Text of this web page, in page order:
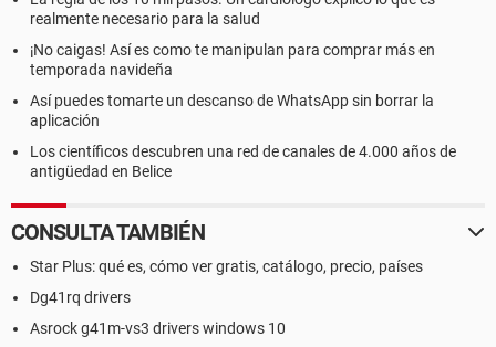
realmente necesario para la salud
¡No caigas! Así es como te manipulan para comprar más en
temporada navideña
Así puedes tomarte un descanso de WhatsApp sin borrar la
aplicación
Los científicos descubren una red de canales de 4.000 años de
antigüedad en Belice
CONSULTA TAMBIÉN
Star Plus: qué es, cómo ver gratis, catálogo, precio, países
Dg41rq drivers
Asrock g41m-vs3 drivers windows 10